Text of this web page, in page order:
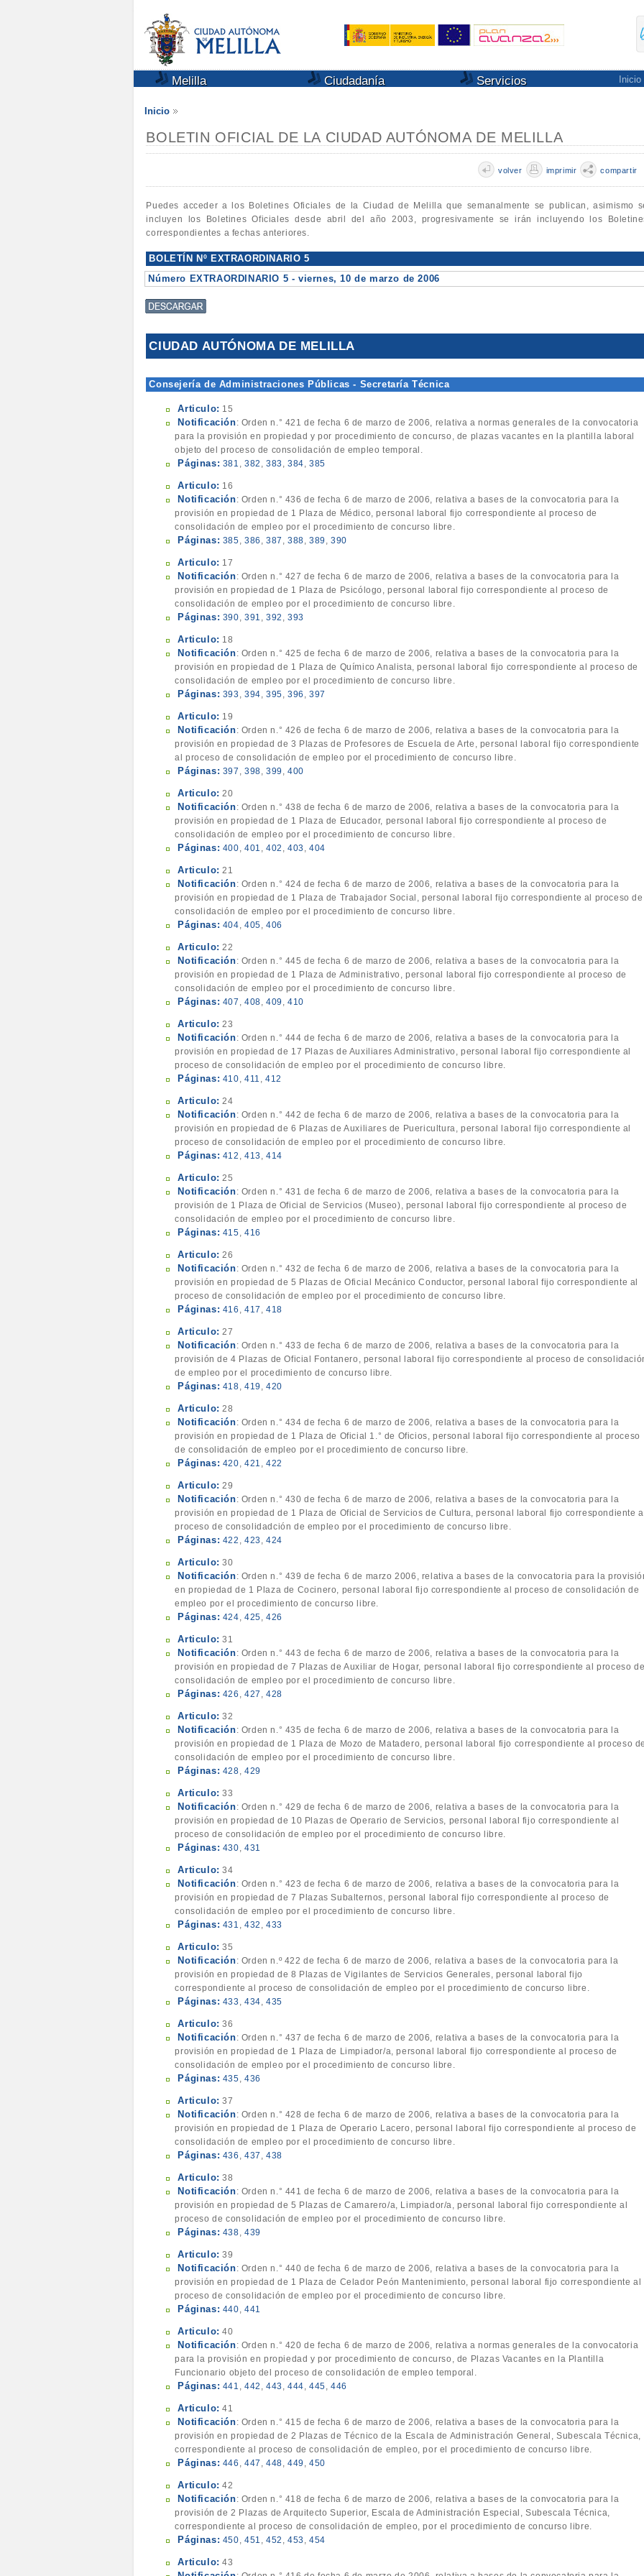
Melilla Ciudadanía Servicios Inicio
Inicio
BOLETIN OFICIAL DE LA CIUDAD AUTÓNOMA DE MELILLA
volver imprimir compartir
Puedes acceder a los Boletines Oficiales de la Ciudad de Melilla que semanalmente se publican, asimismo
incluyen los Boletines Oficiales desde abril del año 2003, progresivamente se irán incluyendo los
correspondientes a fechas anteriores.
BOLETÍN Nº EXTRAORDINARIO 5
Número EXTRAORDINARIO 5 - viernes, 10 de marzo de 2006
CIUDAD AUTÓNOMA DE MELILLA
Consejería de Administraciones Públicas - Secretaría Técnica
Articulo: 15
Notificación: Orden n.° 421 de fecha 6 de marzo de 2006, relativa a normas generales de la convocatoria
para la provisión en propiedad y por procedimiento de concurso, de plazas vacantes en la plantilla laboral
objeto del proceso de consolidación de empleo temporal.
Páginas: 381 , 382 , 383 , 384, 385
Articulo: 16
Notificación: Orden n.° 436 de fecha 6 de marzo de 2006, relativa a bases de la convocatoria para la
provisión en propiedad de 1 Plaza de Médico, personal laboral fijo correspondiente al proceso de
consolidación de empleo por el procedimiento de concurso libre.
Páginas: 385, 386 , 387 , 388, 389 , 390
Articulo: 17
Notificación: Orden n.° 427 de fecha 6 de marzo de 2006, relativa a bases de la convocatoria para la
provisión en propiedad de 1 Plaza de Psicólogo, personal laboral fijo correspondiente al proceso de
consolidación de empleo por el procedimiento de concurso libre.
Páginas: 390, 391 , 392 , 393
Articulo: 18
Notificación: Orden n.° 425 de fecha 6 de marzo de 2006, relativa a bases de la convocatoria para la
provisión en propiedad de 1 Plaza de Químico Analista, personal laboral fijo correspondiente al proceso de
consolidación de empleo por el procedimiento de concurso libre.
Páginas: 393 , 394, 395, 396 , 397
Articulo: 19
Notificación: Orden n.° 426 de fecha 6 de marzo de 2006, relativa a bases de la convocatoria para la
provisión en propiedad de 3 Plazas de Profesores de Escuela de Arte, personal laboral fijo correspondiente
al proceso de consolidación de empleo por el procedimiento de concurso libre.
Páginas: 397 , 398, 399 , 400
Articulo: 20
Notificación: Orden n.° 438 de fecha 6 de marzo de 2006, relativa a bases de la convocatoria para la
provisión en propiedad de 1 Plaza de Educador, personal laboral fijo correspondiente al proceso de
consolidación de empleo por el procedimiento de concurso libre.
Páginas: 400, 401 , 402 , 403 , 404
Articulo: 21
Notificación: Orden n.° 424 de fecha 6 de marzo de 2006, relativa a bases de la convocatoria para la
provisión en propiedad de 1 Plaza de Trabajador Social, personal laboral fijo correspondiente al proceso de
consolidación de empleo por el procedimiento de concurso libre.
Páginas: 404, 405, 406
Articulo: 22
Notificación: Orden n.° 445 de fecha 6 de marzo de 2006, relativa a bases de la convocatoria para la
provisión en propiedad de 1 Plaza de Administrativo, personal laboral fijo correspondiente al proceso de
consolidación de empleo por el procedimiento de concurso libre.
Páginas: 407 , 408, 409 , 410
Articulo: 23
Notificación: Orden n.° 444 de fecha 6 de marzo de 2006, relativa a bases de la convocatoria para la
provisión en propiedad de 17 Plazas de Auxiliares Administrativo, personal laboral fijo correspondiente al
proceso de consolidación de empleo por el procedimiento de concurso libre.
Páginas: 410, 411 , 412
Articulo: 24
Notificación: Orden n.° 442 de fecha 6 de marzo de 2006, relativa a bases de la convocatoria para la
provisión en propiedad de 6 Plazas de Auxiliares de Puericultura, personal laboral fijo correspondiente al
proceso de consolidación de empleo por el procedimiento de concurso libre.
Páginas: 412 , 413 , 414
Articulo: 25
Notificación: Orden n.° 431 de fecha 6 de marzo de 2006, relativa a bases de la convocatoria para la
provisión de 1 Plaza de Oficial de Servicios (Museo), personal laboral fijo correspondiente al proceso de
consolidación de empleo por el procedimiento de concurso libre.
Páginas: 415, 416
Articulo: 26
Notificación: Orden n.° 432 de fecha 6 de marzo de 2006, relativa a bases de la convocatoria para la
provisión en propiedad de 5 Plazas de Oficial Mecánico Conductor, personal laboral fijo correspondiente al
proceso de consolidación de empleo por el procedimiento de concurso libre.
Páginas: 416 , 417 , 418
Articulo: 27
Notificación: Orden n.° 433 de fecha 6 de marzo de 2006, relativa a bases de la convocatoria para la
provisión de 4 Plazas de Oficial Fontanero, personal laboral fijo correspondiente al proceso de
de empleo por el procedimiento de concurso libre.
Páginas: 418, 419 , 420
Articulo: 28
Notificación: Orden n.° 434 de fecha 6 de marzo de 2006, relativa a bases de la convocatoria para la
provisión en propiedad de 1 Plaza de Oficial 1.° de Oficios, personal laboral fijo correspondiente al proceso
de consolidación de empleo por el procedimiento de concurso libre.
Páginas: 420, 421 , 422
Articulo: 29
Notificación: Orden n.° 430 de fecha 6 de marzo de 2006, relativa a bases de la convocatoria para la
provisión en propiedad de 1 Plaza de Oficial de Servicios de Cultura, personal laboral fijo correspondiente
proceso de consolidadción de empleo por el procedimiento de concurso libre.
Páginas: 422 , 423 , 424
Articulo: 30
Notificación: Orden n.° 439 de fecha 6 de marzo 2006, relativa a bases de la convocatoria para la
en propiedad de 1 Plaza de Cocinero, personal laboral fijo correspondiente al proceso de consolidación de
empleo por el procedimiento de concurso libre.
Páginas: 424, 425, 426
Articulo: 31
Notificación: Orden n.° 443 de fecha 6 de marzo de 2006, relativa a bases de la convocatoria para la
provisión en propiedad de 7 Plazas de Auxiliar de Hogar, personal laboral fijo correspondiente al proceso
consolidación de empleo por el procedimiento de concurso libre.
Páginas: 426 , 427 , 428
Articulo: 32
Notificación: Orden n.° 435 de fecha 6 de marzo de 2006, relativa a bases de la convocatoria para la
provisión en propiedad de 1 Plaza de Mozo de Matadero, personal laboral fijo correspondiente al proceso
consolidación de empleo por el procedimiento de concurso libre.
Páginas: 428, 429
Articulo: 33
Notificación: Orden n.° 429 de fecha 6 de marzo de 2006, relativa a bases de la convocatoria para la
provisión en propiedad de 10 Plazas de Operario de Servicios, personal laboral fijo correspondiente al
proceso de consolidación de empleo por el procedimiento de concurso libre.
Páginas: 430, 431
Articulo: 34
Notificación: Orden n.° 423 de fecha 6 de marzo de 2006, relativa a bases de la convocatoria para la
provisión en propiedad de 7 Plazas Subalternos, personal laboral fijo correspondiente al proceso de
consolidación de empleo por el procedimiento de concurso libre.
Páginas: 431 , 432 , 433
Articulo: 35
Notificación: Orden n.º 422 de fecha 6 de marzo de 2006, relativa a bases de la convocatoria para la
provisión en propiedad de 8 Plazas de Vigilantes de Servicios Generales, personal laboral fijo
correspondiente al proceso de consolidación de empleo por el procedimiento de concurso libre.
Páginas: 433 , 434, 435
Articulo: 36
Notificación: Orden n.° 437 de fecha 6 de marzo de 2006, relativa a bases de la convocatoria para la
provisión en propiedad de 1 Plaza de Limpiador/a, personal laboral fijo correspondiente al proceso de
consolidación de empleo por el procedimiento de concurso libre.
Páginas: 435, 436
Articulo: 37
Notificación: Orden n.° 428 de fecha 6 de marzo de 2006, relativa a bases de la convocatoria para la
provisión en propiedad de 1 Plaza de Operario Lacero, personal laboral fijo correspondiente al proceso de
consolidación de empleo por el procedimiento de concurso libre.
Páginas: 436 , 437 , 438
Articulo: 38
Notificación: Orden n.° 441 de fecha 6 de marzo de 2006, relativa a bases de la convocatoria para la
provisión en propiedad de 5 Plazas de Camarero/a, Limpiador/a, personal laboral fijo correspondiente al
proceso de consolidación de empleo por el procedimiento de concurso libre.
Páginas: 438, 439
Articulo: 39
Notificación: Orden n.° 440 de fecha 6 de marzo de 2006, relativa a bases de la convocatoria para la
provisión en propiedad de 1 Plaza de Celador Peón Mantenimiento, personal laboral fijo correspondiente al
proceso de consolidación de empleo por el procedimiento de concurso libre.
Páginas: 440, 441
Articulo: 40
Notificación: Orden n.° 420 de fecha 6 de marzo de 2006, relativa a normas generales de la convocatoria
para la provisión en propiedad y por procedimiento de concurso, de Plazas Vacantes en la Plantilla
Funcionario objeto del proceso de consolidación de empleo temporal.
Páginas: 441 , 442 , 443 , 444, 445, 446
Articulo: 41
Notificación: Orden n.° 415 de fecha 6 de marzo de 2006, relativa a bases de la convocatoria para la
provisión en propiedad de 2 Plazas de Técnico de la Escala de Administración General, Subescala Técnica,
correspondiente al proceso de consolidación de empleo, por el procedimiento de concurso libre.
Páginas: 446 , 447 , 448, 449 , 450
Articulo: 42
Notificación: Orden n.° 418 de fecha 6 de marzo de 2006, relativa a bases de la convocatoria para la
provisión de 2 Plazas de Arquitecto Superior, Escala de Administración Especial, Subescala Técnica,
correspondiente al proceso de consolidación de empleo, por el procedimiento de concurso libre.
Páginas: 450, 451 , 452 , 453 , 454
Articulo: 43